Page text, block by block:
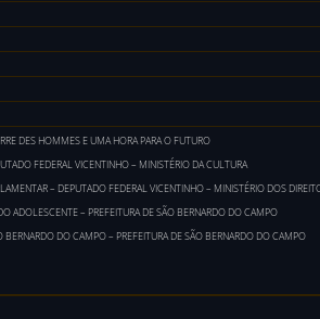
DES HOMMES E UMA HORA PARA O FUTURO
FEDERAL VICENTINHO – MINISTÉRIO DA CULTURA
– DEPUTADO FEDERAL VICENTINHO – MINISTÉRIO DOS
ADOLESCENTE – PREFEITURA DE SÃO BERNARDO DO CAMPO
DO CAMPO – PREFEITURA DE SÃO BERNARDO DO CAMPO